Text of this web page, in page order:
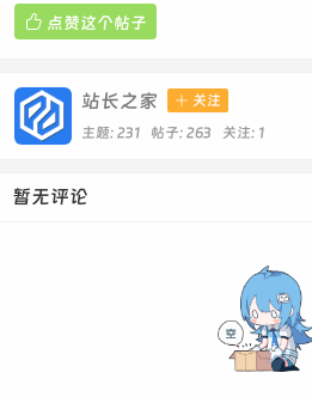
 点赞这个帖子
站长之家  关注
主题: 231 帖子: 263 关注: 1
暂无评论